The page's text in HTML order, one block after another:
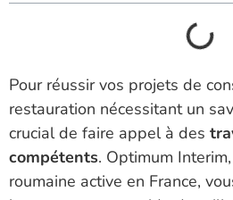
Pour réussir vos projets de
restauration nécessitant un
crucial de faire appel à des
compétents. Optimum
roumaine active en France,